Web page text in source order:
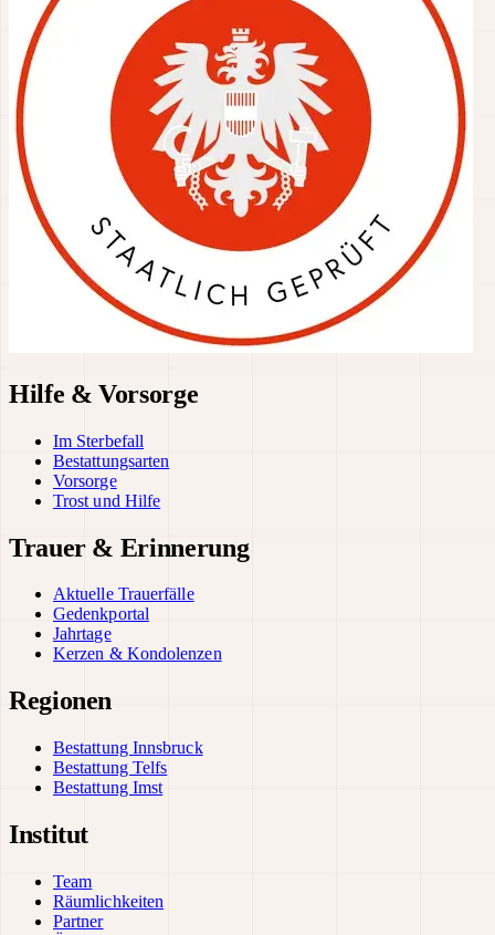
Hilfe & Vorsorge
Im Sterbefall
Bestattungsarten
Vorsorge
Trost und Hilfe
Trauer & Erinnerung
Aktuelle Trauerfälle
Gedenkportal
Jahrtage
Kerzen & Kondolenzen
Regionen
Bestattung Innsbruck
Bestattung Telfs
Bestattung Imst
Institut
Team
Räumlichkeiten
Partner